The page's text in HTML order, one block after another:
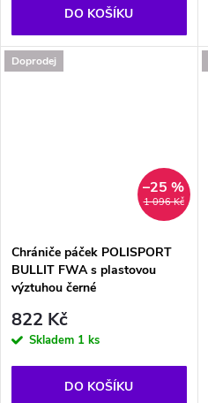
DO KOŠÍKU
Doprodej
1 096 Kč
–25 %
Chrániče páček POLISPORT
BULLIT FWA s plastovou
výztuhou černé
822 Kč
Skladem 1 ks
DO KOŠÍKU